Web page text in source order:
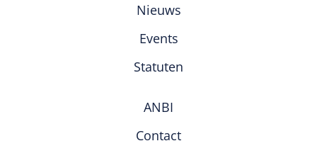
Nieuws
Events
Statuten
ANBI
Contact